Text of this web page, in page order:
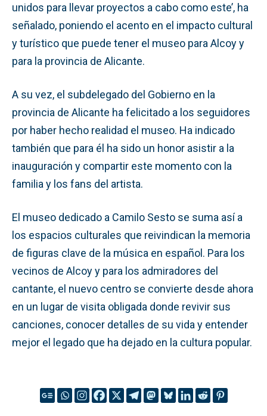
unidos para llevar proyectos a cabo como este’, ha
señalado, poniendo el acento en el impacto cultural
y turístico que puede tener el museo para Alcoy y
para la provincia de Alicante.
A su vez, el subdelegado del Gobierno en la
provincia de Alicante ha felicitado a los seguidores
por haber hecho realidad el museo. Ha indicado
también que para él ha sido un honor asistir a la
inauguración y compartir este momento con la
familia y los fans del artista.
El museo dedicado a Camilo Sesto se suma así a
los espacios culturales que reivindican la memoria
de figuras clave de la música en español. Para los
vecinos de Alcoy y para los admiradores del
cantante, el nuevo centro se convierte desde ahora
en un lugar de visita obligada donde revivir sus
canciones, conocer detalles de su vida y entender
mejor el legado que ha dejado en la cultura popular.